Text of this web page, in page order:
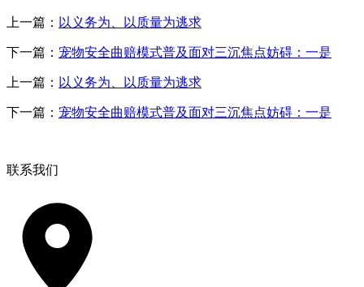
上一篇： 以义务为、以质量为逃求
下一篇： 宠物安全曲赔模式普及面对三沉焦点妨碍：一是
上一篇： 以义务为、以质量为逃求
下一篇： 宠物安全曲赔模式普及面对三沉焦点妨碍：一是
联系我们